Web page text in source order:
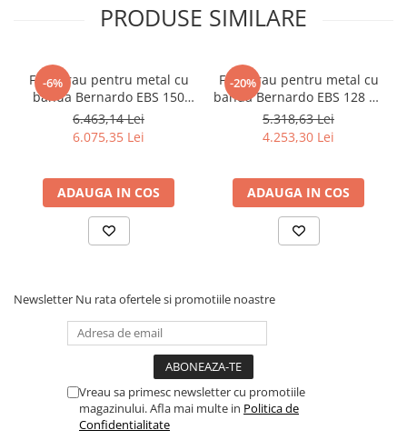
Micrometru de interior
Nivele
Palpatoare margine
Placi de granit de suprafață
Raportor
Set unelte de masurare
Instrumente de decupare
Tarozi si filiere
Accesorii masini de gaurit si frezat
Accesorii pentru ferastraie
mecanice cu banda si disc
PRODUSE SIMILARE
-6%
Ferastrau pentru metal cu
banda Bernardo EBS 150
GC
6.463,14 Lei
6.075,35 Lei
ADAUGA IN COS
-20%
Ferastrau pentru metal cu
banda Bernardo EBS 128 CL
- 230 V
5.318,63 Lei
4.253,30 Lei
ADAUGA IN COS
Newsletter Nu rata ofertele si promotiile noastre
Vreau sa primesc newsletter cu promotiile
magazinului. Afla mai multe in Politica de
Confidentialitate